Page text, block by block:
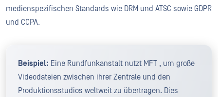
medienspezifischen Standards wie DRM und ATSC sowie GDPR
und CCPA.
Beispiel: Eine Rundfunkanstalt nutzt MFT , um große
Videodateien zwischen ihrer Zentrale und den
Produktionsstudios weltweit zu übertragen. Dies